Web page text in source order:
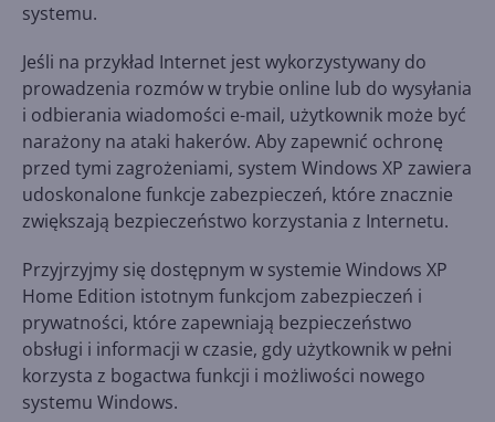
systemu.
Jeśli na przykład Internet jest wykorzystywany do
prowadzenia rozmów w trybie online lub do wysyłania
i odbierania wiadomości e-mail, użytkownik może być
narażony na ataki hakerów. Aby zapewnić ochronę
przed tymi zagrożeniami, system Windows XP zawiera
udoskonalone funkcje zabezpieczeń, które znacznie
zwiększają bezpieczeństwo korzystania z Internetu.
Przyjrzyjmy się dostępnym w systemie Windows XP
Home Edition istotnym funkcjom zabezpieczeń i
prywatności, które zapewniają bezpieczeństwo
obsługi i informacji w czasie, gdy użytkownik w pełni
korzysta z bogactwa funkcji i możliwości nowego
systemu Windows.